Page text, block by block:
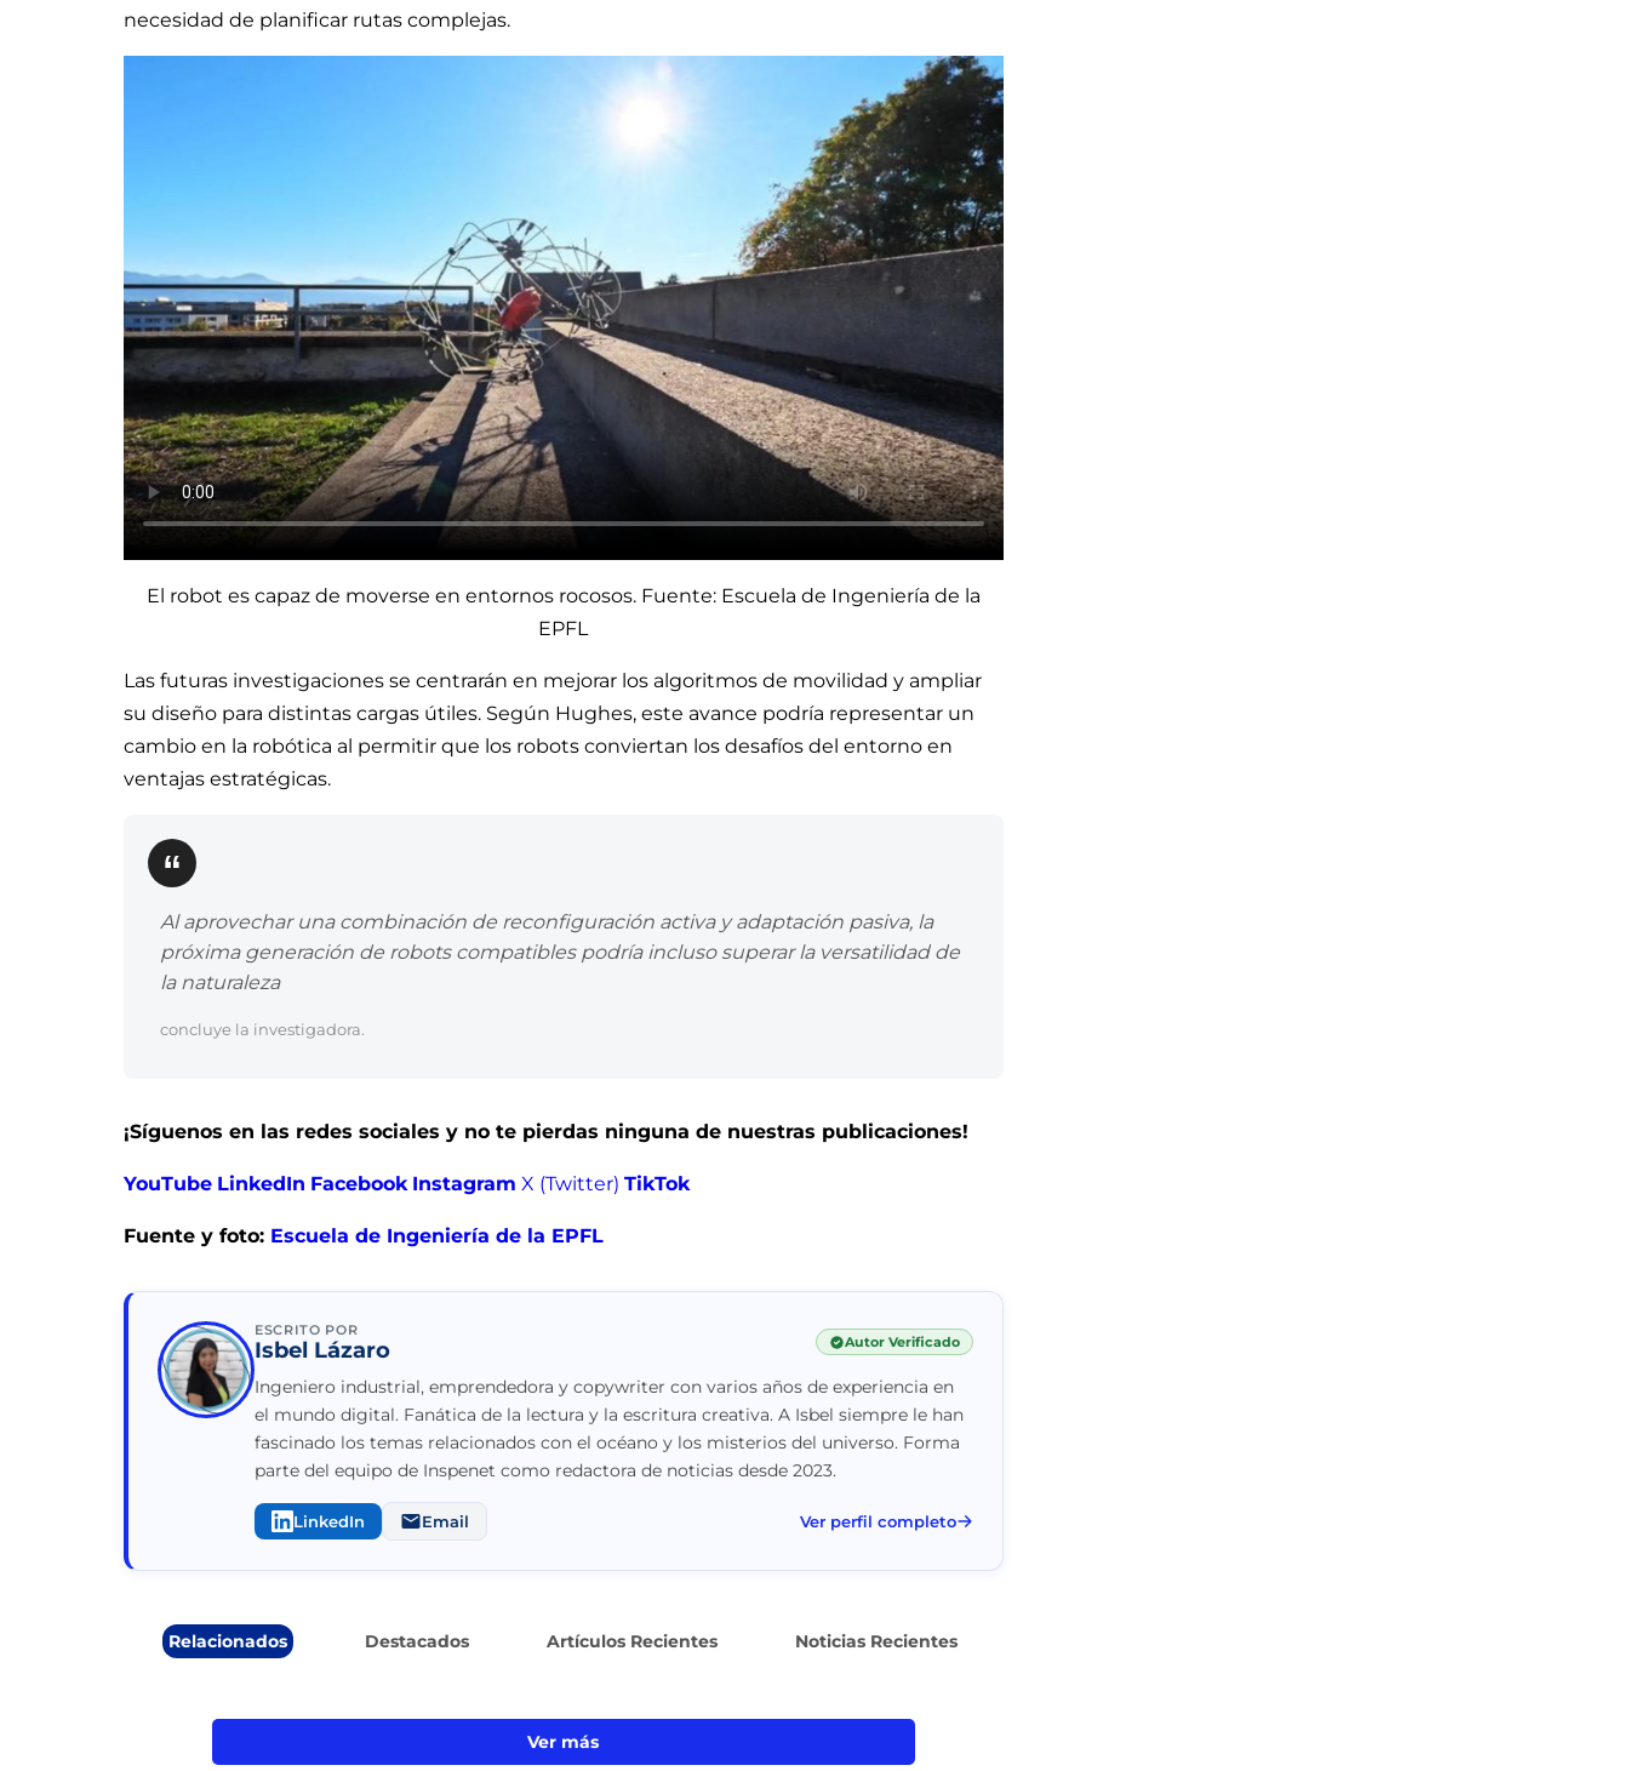
necesidad de planificar rutas complejas.
El robot es capaz de moverse en entornos rocosos. Fuente: Escuela de Ingeniería de la
EPFL
Las futuras investigaciones se centrarán en mejorar los algoritmos de movilidad y ampliar
su diseño para distintas cargas útiles. Según Hughes, este avance podría representar un
cambio en la robótica al permitir que los robots conviertan los desafíos del entorno en
ventajas estratégicas.
Al aprovechar una combinación de reconfiguración activa y adaptación pasiva, la
próxima generación de robots compatibles podría incluso superar la versatilidad de
la naturaleza
concluye la investigadora.
¡Síguenos en las redes sociales y no te pierdas ninguna de nuestras publicaciones!
YouTube LinkedIn Facebook Instagram X (Twitter) TikTok
Fuente y foto: Escuela de Ingeniería de la EPFL
ESCRITO POR
Isbel Lázaro Autor Verificado
Ingeniero industrial, emprendedora y copywriter con varios años de experiencia en
el mundo digital. Fanática de la lectura y la escritura creativa. A Isbel siempre le han
fascinado los temas relacionados con el océano y los misterios del universo. Forma
parte del equipo de Inspenet como redactora de noticias desde 2023.
LinkedIn Email Ver perfil completo
Relacionados Destacados Artículos Recientes Noticias Recientes
Ver más